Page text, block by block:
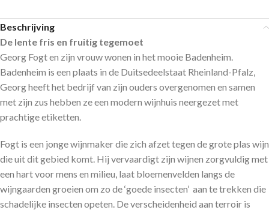
Beschrijving
De lente fris en fruitig tegemoet
Georg Fogt en zijn vrouw wonen in het mooie Badenheim.
Badenheim is een plaats in de Duitsedeelstaat Rheinland-Pfalz,
Georg heeft het bedrijf van zijn ouders overgenomen en samen
met zijn zus hebben ze een modern wijnhuis neergezet met
prachtige etiketten.
Fogt is een jonge wijnmaker die zich afzet tegen de grote plas wijn
die uit dit gebied komt. Hij vervaardigt zijn wijnen zorgvuldig met
een hart voor mens en milieu, laat bloemenvelden langs de
wijngaarden groeien om zo de ‘goede insecten’ aan te trekken die
schadelijke insecten opeten. De verscheidenheid aan terroir is